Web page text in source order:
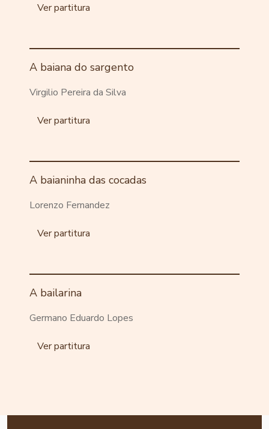
Ver partitura
A baiana do sargento
Virgilio Pereira da Silva
Ver partitura
A baianinha das cocadas
Lorenzo Fernandez
Ver partitura
A bailarina
Germano Eduardo Lopes
Ver partitura